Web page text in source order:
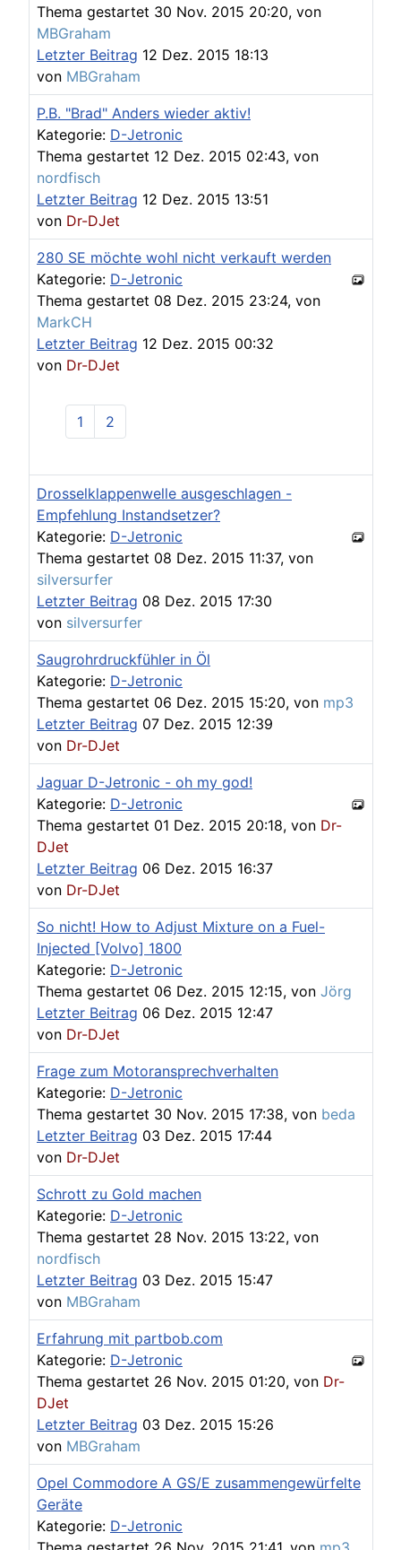
Thema gestartet 30 Nov. 2015 20:20, von
MBGraham
Letzter Beitrag 12 Dez. 2015 18:13
von MBGraham
P.B. "Brad" Anders wieder aktiv!
Kategorie: D-Jetronic
Thema gestartet 12 Dez. 2015 02:43, von
nordfisch
Letzter Beitrag 12 Dez. 2015 13:51
von Dr-DJet
280 SE möchte wohl nicht verkauft werden
Kategorie: D-Jetronic
Thema gestartet 08 Dez. 2015 23:24, von
MarkCH
Letzter Beitrag 12 Dez. 2015 00:32
von Dr-DJet
1 2
Drosselklappenwelle ausgeschlagen -
Empfehlung Instandsetzer?
Kategorie: D-Jetronic
Thema gestartet 08 Dez. 2015 11:37, von
silversurfer
Letzter Beitrag 08 Dez. 2015 17:30
von silversurfer
Saugrohrdruckfühler in Öl
Kategorie: D-Jetronic
Thema gestartet 06 Dez. 2015 15:20, von mp3
Letzter Beitrag 07 Dez. 2015 12:39
von Dr-DJet
Jaguar D-Jetronic - oh my god!
Kategorie: D-Jetronic
Thema gestartet 01 Dez. 2015 20:18, von Dr-
DJet
Letzter Beitrag 06 Dez. 2015 16:37
von Dr-DJet
So nicht! How to Adjust Mixture on a Fuel-
Injected [Volvo] 1800
Kategorie: D-Jetronic
Thema gestartet 06 Dez. 2015 12:15, von Jörg
Letzter Beitrag 06 Dez. 2015 12:47
von Dr-DJet
Frage zum Motoransprechverhalten
Kategorie: D-Jetronic
Thema gestartet 30 Nov. 2015 17:38, von beda
Letzter Beitrag 03 Dez. 2015 17:44
von Dr-DJet
Schrott zu Gold machen
Kategorie: D-Jetronic
Thema gestartet 28 Nov. 2015 13:22, von
nordfisch
Letzter Beitrag 03 Dez. 2015 15:47
von MBGraham
Erfahrung mit partbob.com
Kategorie: D-Jetronic
Thema gestartet 26 Nov. 2015 01:20, von Dr-
DJet
Letzter Beitrag 03 Dez. 2015 15:26
von MBGraham
Opel Commodore A GS/E zusammengewürfelte
Geräte
Kategorie: D-Jetronic